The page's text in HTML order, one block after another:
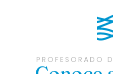
PROFESORADO